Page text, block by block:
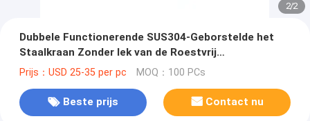
2/2
Dubbele Functionerende SUS304-Geborstelde het
Staalkraan Zonder lek van de Roestvrij
staaltapkraan
Prijs：USD 25-35 per pc MOQ：100 PCs
Beste prijs Contact nu